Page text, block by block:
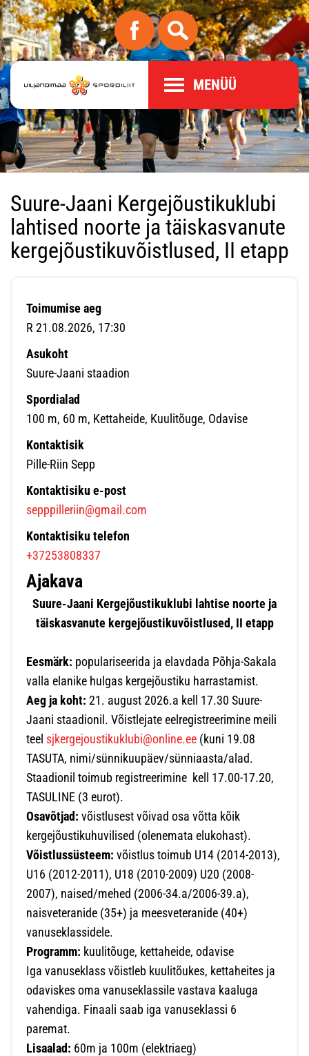
MENÜÜ
Suure-Jaani Kergejõustikuklubi
lahtised noorte ja täiskasvanute
kergejõustikuvõistlused, II etapp
Toimumise aeg
R 21.08.2026, 17:30
Asukoht
Suure-Jaani staadion
Spordialad
100 m, 60 m, Kettaheide, Kuulitõuge, Odavise
Kontaktisik
Pille-Riin Sepp
Kontaktisiku e-post
sepppilleriin@gmail.com
Kontaktisiku telefon
+37253808337
Ajakava
Suure-Jaani Kergejõustikuklubi lahtise noorte ja
täiskasvanute kergejõustikuvõistlused, II etapp
Eesmärk: populariseerida ja elavdada Põhja-Sakala
valla elanike hulgas kergejõustiku harrastamist.
Aeg ja koht: 21. august 2026.a kell 17.30 Suure-
Jaani staadionil. Võistlejate eelregistreerimine meili
teel sjkergejoustikuklubi@online.ee (kuni 19.08
TASUTA, nimi/sünnikuupäev/sünniaasta/alad.
Staadionil toimub registreerimine kell 17.00-17.20,
TASULINE (3 eurot).
Osavõtjad: võistlusest võivad osa võtta kõik
kergejõustikuhuvilised (olenemata elukohast).
Võistlussüsteem: võistlus toimub U14 (2014-2013),
U16 (2012-2011), U18 (2010-2009) U20 (2008-
2007), naised/mehed (2006-34.a/2006-39.a),
naisveteranide (35+) ja meesveteranide (40+)
vanuseklassidele.
Programm: kuulitõuge, kettaheide, odavise
Iga vanuseklass võistleb kuulitõukes, kettaheites ja
odaviskes oma vanuseklassile vastava kaaluga
vahendiga. Finaali saab iga vanuseklassi 6
paremat.
Lisaalad: 60m ja 100m (elektriaeg)